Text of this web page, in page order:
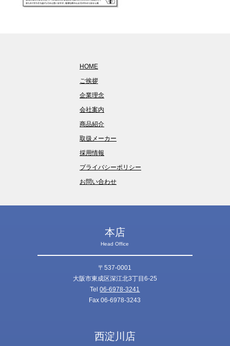
HOME
ご挨拶
企業理念
会社案内
商品紹介
取扱メーカー
採用情報
プライバシーポリシー
お問い合わせ
本店
Head Office
〒537-0001
大阪市東成区深江北3丁目6-25
Tel06-6978-3241
Fax 06-6978-3243
西淀川店